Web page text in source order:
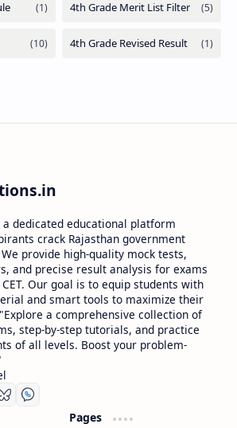
dedicated educational platform
crack Rajasthan government
provide high-quality mock tests,
and precise result analysis for exams
CET. Our goal is to equip students with
and smart tools to maximize their
a comprehensive collection of
step-by-step tutorials, and practice
of all levels. Boost your problem-
Pages